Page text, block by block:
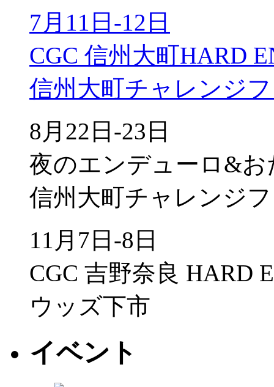
7月11日-12日
CGC 信州大町HARD
信州大町チャレンジ
8月22日-23日
夜のエンデューロ&
信州大町チャレンジ
11月7日-8日
CGC 吉野奈良 HARD
ウッズ下市
イベント